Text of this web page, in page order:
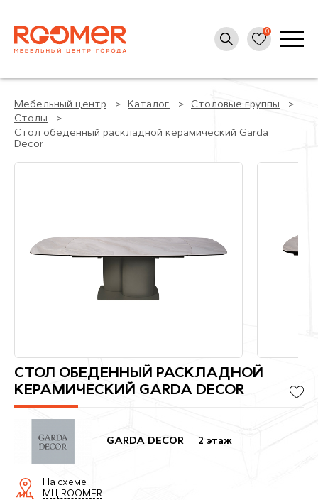
Мебельный центр Каталог
Столовые группы
Столы
Стол обеденный раскладной керамический Garda
Decor
СТОЛ ОБЕДЕННЫЙ РАСКЛАДНОЙ
КЕРАМИЧЕСКИЙ GARDA DECOR
GARDA DECOR 2 этаж
На схеме
МЦ ROOMER